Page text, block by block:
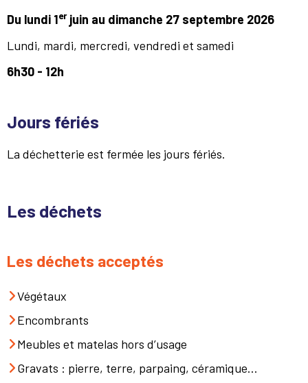
Du lundi 1erjuin au dimanche 27 septembre 2026
Lundi, mardi, mercredi, vendredi et samedi
6h30 - 12h
Jours fériés
La déchetterie est fermée les jours fériés.
Les déchets
Les déchets acceptés
Végétaux
Encombrants
Meubles et matelas hors d’usage
Gravats : pierre, terre, parpaing, céramique…